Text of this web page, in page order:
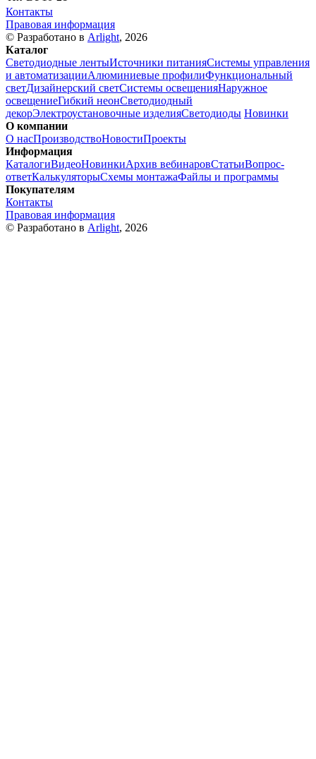
Контакты
Правовая информация
© Разработано в Arlight, 2026
Каталог
Светодиодные лентыИсточники питанияСистемы управления
и автоматизацииАлюминиевые профилиФункциональный
светДизайнерский светСистемы освещенияНаружное
освещениеГибкий неонСветодиодный
декорЭлектроустановочные изделияСветодиоды Новинки
О компании
О насПроизводствоНовостиПроекты
Информация
КаталогиВидеоНовинкиАрхив вебинаровСтатьиВопрос-
ответКалькуляторыСхемы монтажаФайлы и программы
Покупателям
Контакты
Правовая информация
© Разработано в Arlight, 2026